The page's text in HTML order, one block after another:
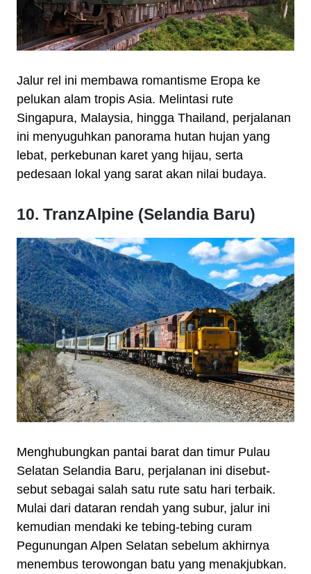
Jalur rel ini membawa romantisme Eropa ke
pelukan alam tropis Asia. Melintasi rute
Singapura, Malaysia, hingga Thailand, perjalanan
ini menyuguhkan panorama hutan hujan yang
lebat, perkebunan karet yang hijau, serta
pedesaan lokal yang sarat akan nilai budaya.
10. TranzAlpine (Selandia Baru)
Menghubungkan pantai barat dan timur Pulau
Selatan Selandia Baru, perjalanan ini disebut-
sebut sebagai salah satu rute satu hari terbaik.
Mulai dari dataran rendah yang subur, jalur ini
kemudian mendaki ke tebing-tebing curam
Pegunungan Alpen Selatan sebelum akhirnya
menembus terowongan batu yang menakjubkan.